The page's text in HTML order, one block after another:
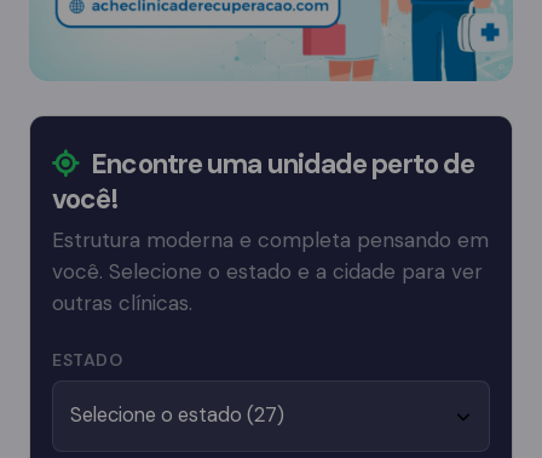
Encontre uma unidade perto de
você!
Estrutura moderna e completa pensando em
você. Selecione o estado e a cidade para ver
outras clínicas.
ESTADO